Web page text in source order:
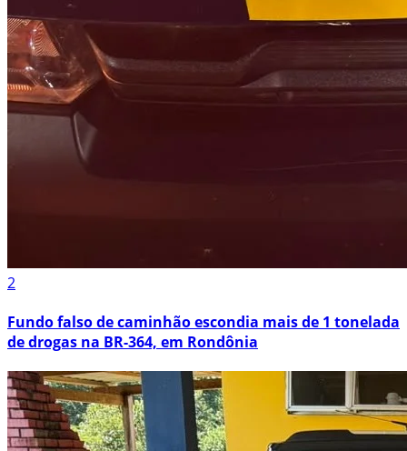
2
Fundo falso de caminhão escondia mais de 1 tonelada
de drogas na BR-364, em Rondônia